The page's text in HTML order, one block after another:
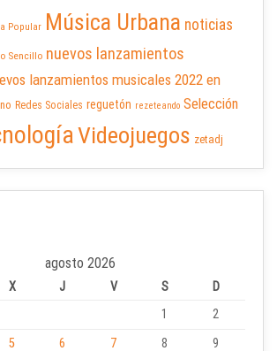
Popular Música Urbana noticias
Sencillo nuevos lanzamientos
lanzamientos musicales 2022 en
Redes Sociales reguetón rezeteando Selección
Videojuegos zetadj
agosto 2026
X J V S
D
1
2
5 6 7 8
9